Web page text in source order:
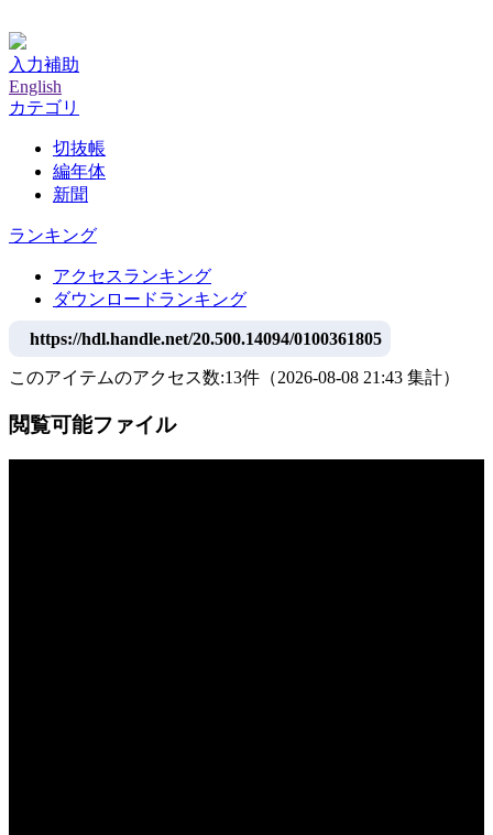
入力補助
English
カテゴリ
切抜帳
編年体
新聞
ランキング
アクセスランキング
ダウンロードランキング
https://hdl.handle.net/20.500.14094/0100361805
このアイテムのアクセス数:13件 （2026-08-08 21:43 集計）
閲覧可能ファイル